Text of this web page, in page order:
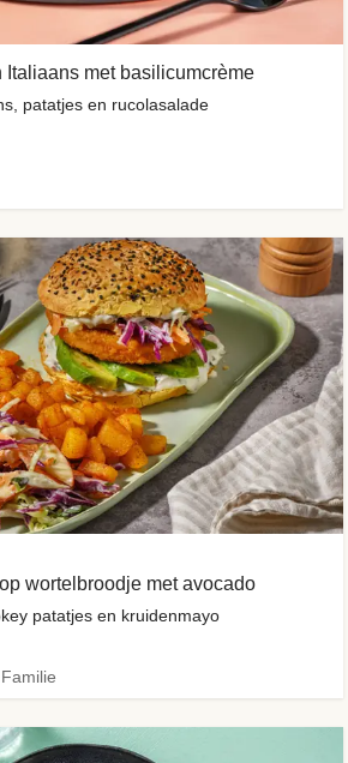
met basilicumcrème
patatjes en rucolasalade
wortelbroodje met avocado
patatjes en kruidenmayo